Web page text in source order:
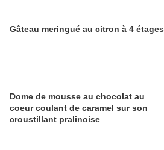
Gâteau meringué au citron à 4 étages
Dome de mousse au chocolat au
coeur coulant de caramel sur son
croustillant pralinoise